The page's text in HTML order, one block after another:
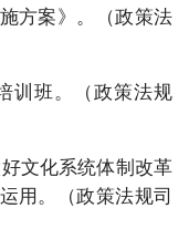
方案》。（政策法
训班。（政策法规
文化系统体制改革
用。（政策法规司